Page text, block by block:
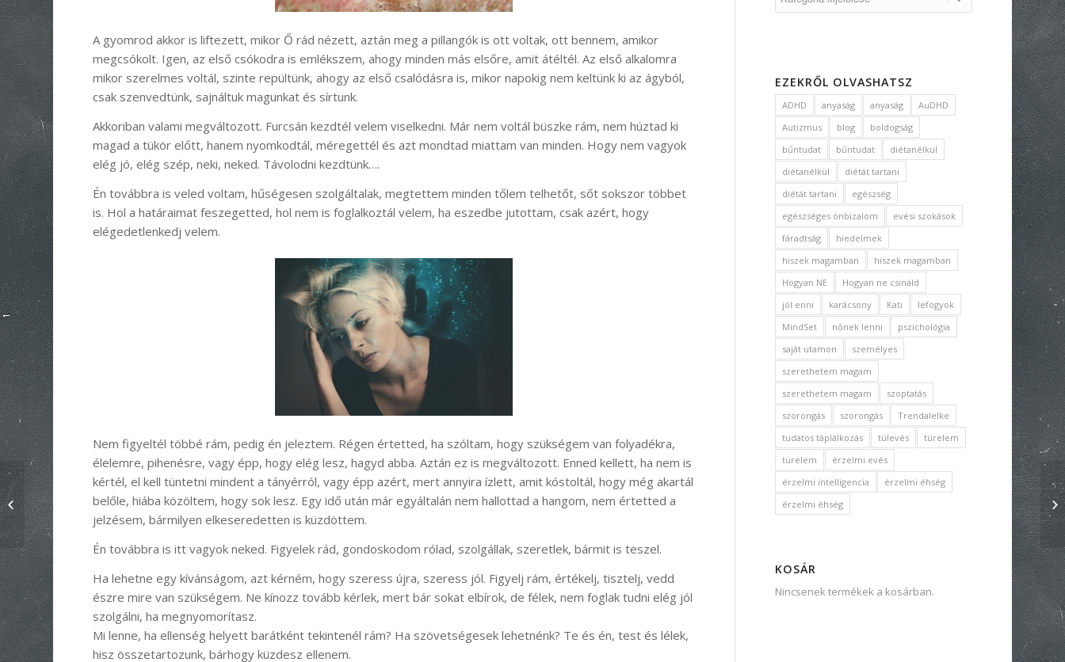
A gyomrod akkor is liftezett, mikor Ő rád nézett, aztán meg a pillangók is ott voltak, ott bennem, amikor
megcsókolt. Igen, az első csókodra is emlékszem, ahogy minden más elsőre, amit átéltél. Az első alkalomra
mikor szerelmes voltál, szinte repültünk, ahogy az első csalódásra is, mikor napokig nem keltünk ki az ágyból,
csak szenvedtünk, sajnáltuk magunkat és sírtunk.
Akkoriban valami megváltozott. Furcsán kezdtél velem viselkedni. Már nem voltál büszke rám, nem húztad ki
magad a tükör előtt, hanem nyomkodtál, méregettél és azt mondtad miattam van minden. Hogy nem vagyok
elég jó, elég szép, neki, neked. Távolodni kezdtünk….
Én továbbra is veled voltam, hűségesen szolgáltalak, megtettem minden tőlem telhetőt, sőt sokszor többet
is. Hol a határaimat feszegetted, hol nem is foglalkoztál velem, ha eszedbe jutottam, csak azért, hogy
elégedetlenkedj velem.
Nem figyeltél többé rám, pedig én jeleztem. Régen értetted, ha szóltam, hogy szükségem van folyadékra,
élelemre, pihenésre, vagy épp, hogy elég lesz, hagyd abba. Aztán ez is megváltozott. Enned kellett, ha nem is
kértél, el kell tüntetni mindent a tányérról, vagy épp azért, mert annyira ízlett, amit kóstoltál, hogy még akartál
belőle, hiába közöltem, hogy sok lesz. Egy idő után már egyáltalán nem hallottad a hangom, nem értetted a
jelzésem, bármilyen elkeseredetten is küzdöttem.
Én továbbra is itt vagyok neked. Figyelek rád, gondoskodom rólad, szolgállak, szeretlek, bármit is teszel.
Ha lehetne egy kívánságom, azt kérném, hogy szeress újra, szeress jól. Figyelj rám, értékelj, tisztelj, vedd
észre mire van szükségem. Ne kínozz tovább kérlek, mert bár sokat elbírok, de félek, nem foglak tudni elég jól
szolgálni, ha megnyomorítasz.
Mi lenne, ha ellenség helyett barátként tekintenél rám? Ha szövetségesek lehetnénk? Te és én, test és lélek,
hisz összetartozunk, bárhogy küzdesz ellenem.
EZEKRŐL OLVASHATSZ
ADHD anyaság anyaság
AuDHD
Autizmus
blog
boldogság
bűntudat
bűntudat
diétanélkül
diétanélkül
diétát tartani
diétát tartani
egészség
egészséges önbizalom
evési szokások
fáradtság
hiedelmek
hiszek magamban
hiszek magamban
Hogyan NE
Hogyan ne csináld
jól enni
karácsony Kati
lefogyok
MindSet
nőnek lenni
pszichológia
saját utamon
személyes
szerethetem magam
szerethetem magam
szoptatás
szorongás
szorongás
Trendalelke
tudatos táplálkozás
túlevés
türelem
türelem
érzelmi evés
érzelmi intelligencia
érzelmi éhség
érzelmi éhség
KOSÁR
Nincsenek termékek a kosárban.
Boldog Új Évet 2020!